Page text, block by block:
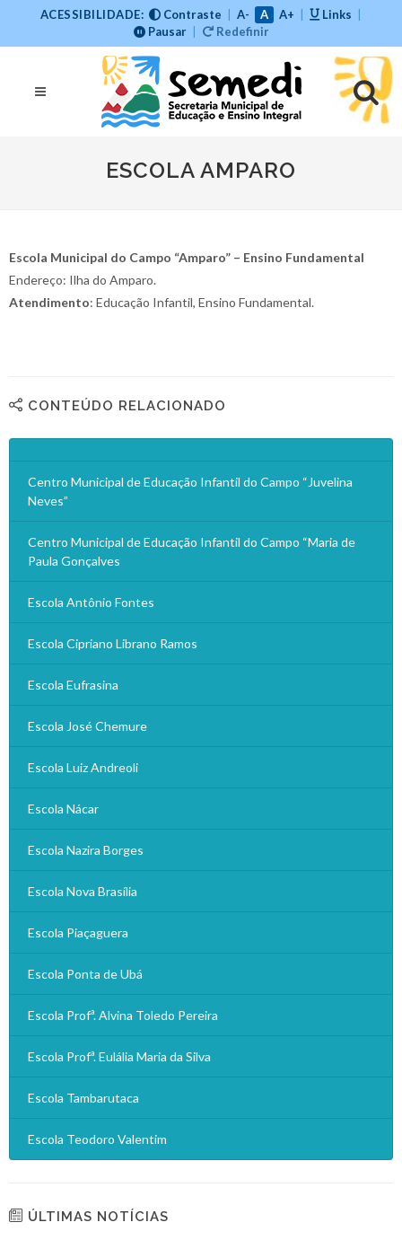
ACESSIBILIDADE: Contraste A- A A+ Links
Pausar
Redefinir
ESCOLA AMPARO
Escola Municipal do Campo “Amparo” – Ensino Fundamental
Endereço: Ilha do Amparo.
Atendimento: Educação Infantil, Ensino Fundamental.
CONTEÚDO RELACIONADO
Centro Municipal de Educação Infantil do Campo “Juvelina
Neves”
Centro Municipal de Educação Infantil do Campo “Maria de
Paula Gonçalves
Escola Antônio Fontes
Escola Cipriano Librano Ramos
Escola Eufrasina
Escola José Chemure
Escola Luiz Andreoli
Escola Nácar
Escola Nazira Borges
Escola Nova Brasília
Escola Piaçaguera
Escola Ponta de Ubá
Escola Profª. Alvina Toledo Pereira
Escola Profª. Eulália Maria da Silva
Escola Tambarutaca
Escola Teodoro Valentim
ÚLTIMAS NOTÍCIAS